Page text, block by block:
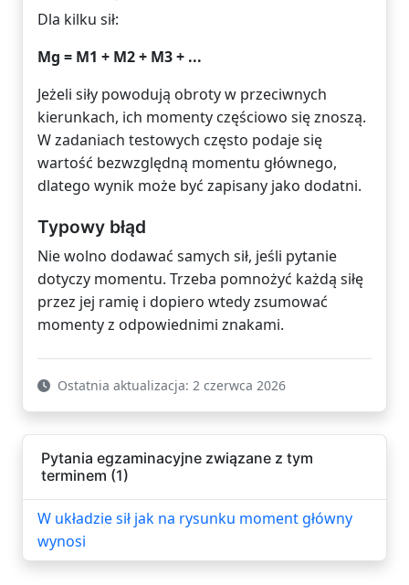
Dla kilku sił:
Mg = M1 + M2 + M3 + ...
Jeżeli siły powodują obroty w przeciwnych
kierunkach, ich momenty częściowo się znoszą.
W zadaniach testowych często podaje się
wartość bezwzględną momentu głównego,
dlatego wynik może być zapisany jako dodatni.
Typowy błąd
Nie wolno dodawać samych sił, jeśli pytanie
dotyczy momentu. Trzeba pomnożyć każdą siłę
przez jej ramię i dopiero wtedy zsumować
momenty z odpowiednimi znakami.
Ostatnia aktualizacja: 2 czerwca 2026
Pytania egzaminacyjne związane z tym
terminem (1)
W układzie sił jak na rysunku moment główny
wynosi